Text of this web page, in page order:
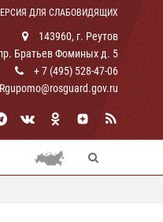
ДЛЯ СЛАБОВИДЯЩИХ
143960, г. Реутов
Братьев Фоминых д. 5
+ 7 (495) 528-47-06